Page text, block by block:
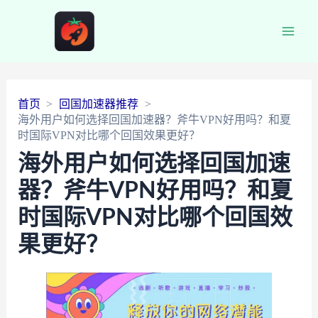
首页
回国加速器推荐
海外用户如何选择回国加速器？斧牛VPN好用吗？和夏
时国际VPN对比哪个回国效果更好？
海外用户如何选择回国加速
器？斧牛VPN好用吗？和夏
时国际VPN对比哪个回国效
果更好？